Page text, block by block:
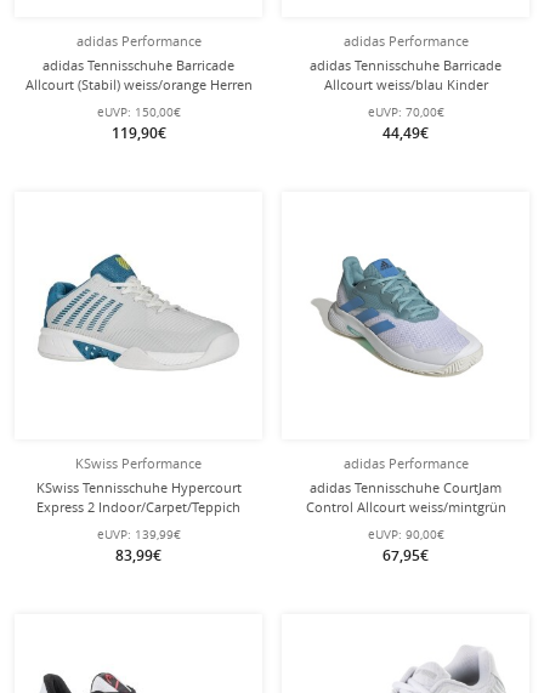
adidas Performance
adidas Tennisschuhe Barricade
Allcourt (Stabil) weiss/orange Herren
eUVP: 150,00€
119,90€
adidas Performance
adidas Tennisschuhe Barricade
Allcourt weiss/blau Kinder
eUVP: 70,00€
44,49€
KSwiss Performance
KSwiss Tennisschuhe Hypercourt
Express 2 Indoor/Carpet/Teppich
weiss/blau Herren
eUVP: 139,99€
83,99€
adidas Performance
adidas Tennisschuhe CourtJam
Control Allcourt weiss/mintgrün
Herren
eUVP: 90,00€
67,95€